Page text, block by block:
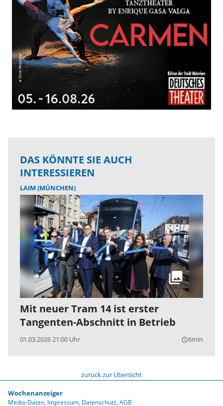
DAS KÖNNTE SIE AUCH
INTERESSIEREN
LAIM (MÜNCHEN)
Mit neuer Tram 14 ist erster
Tangenten-Abschnitt in Betrieb
01.03.2026 21:00 Uhr query_builder6min
zurück zur Übersicht
Wochenanzeiger
Media-Daten Impressum Datenschutz AGB